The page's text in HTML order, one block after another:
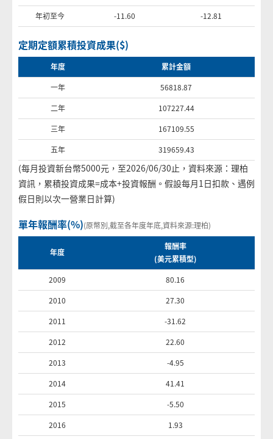
年初至今
-11.60 -12.81
定期定額累積投資成果($)
年度
累計金額
一年
56818.87
二年
107227.44
三年
167109.55
五年
319659.43
(每月投資新台幣5000元，至2026/06/30止，資料來源：理柏
資訊，累積投資成果=成本+投資報酬。假設每月1日扣款、遇例
假日則以次一營業日計算)
單年報酬率(%)(原幣別,截至各年度年底,資料來源:理柏)
年度
報酬率
(美元累積型)
2009
80.16
2010
27.30
2011
-31.62
2012
22.60
2013
-4.95
2014
41.41
2015
-5.50
2016
1.93